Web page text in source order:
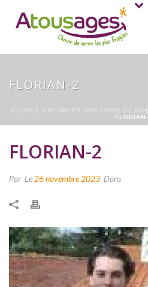
FLORIAN-2
ACCUEIL » JEUNE ET UNE ENVIE DE
FLORIAN-2
Par Le 26 novembre 2023 Dans